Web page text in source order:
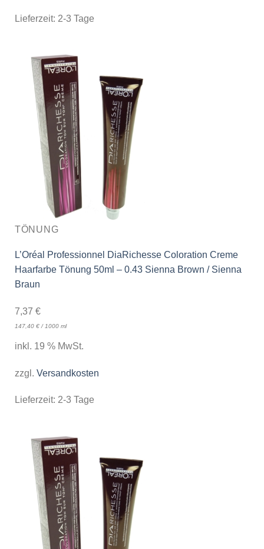
Lieferzeit: 2-3 Tage
TÖNUNG
L’Oréal Professionnel DiaRichesse Coloration Creme
Haarfarbe Tönung 50ml – 0.43 Sienna Brown / Sienna
Braun
7,37 €
147,40 €/ 1000 ml
inkl. 19 % MwSt.
zzgl. Versandkosten
Lieferzeit: 2-3 Tage